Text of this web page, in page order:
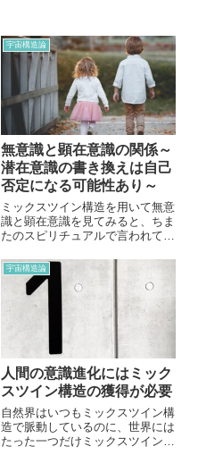
宇宙構造論
無意識と顕在意識の関係～
潜在意識の書き換えは自己
否定になる可能性あり～
ミックスツイン構造を用いて無意
識と顕在意識を見てみると、ちま
たのスピリチュアルで言われてい
造的に間違っていることに気づき
ます。潜在意識の書き換えは一歩
間違えると自己否定になる可能性
が…。なぜ自己否定になるのか詳
しく解説していきます。
宇宙構造論
人間の意識進化にはミック
スツイン構造の獲得が必要
自然界はいつもミックスツイン構
造で脈動しているのに、世界には
たった一つだけミックスツイン構